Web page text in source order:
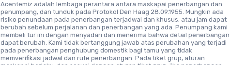
Acentemiz adalah lembaga perantara antara maskapai penerbangan dan
penumpang, dan tunduk pada Protokol Den Haag 28.09.1955. Mungkin ada
risiko penundaan pada penerbangan terjadwal dan khusus, atau jam dapat
berubah sebelum perjalanan dan penerbangan yang ada. Penumpang kami
membeli tur ini dengan menyadari dan menerima bahwa detail penerbangan
dapat berubah. Kami tidak bertanggung jawab atas perubahan yang terjadi
pada penerbangan penghubung domestik bagi tamu yang tidak
memverifikasi jadwal dan rute penerbangan. Pada tiket grup, aturan